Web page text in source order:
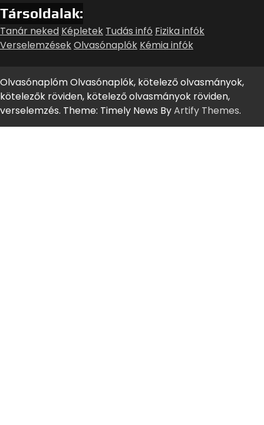
Társoldalak:
Tanár neked Képletek Tudás infó Fizika infók
VerselemzésekOlvasónaplók Kémia infók
Olvasónaplóm Olvasónaplók, kötelező olvasmányok,
kötelezők röviden, kötelező olvasmányok röviden,
verselemzés. Theme: Timely News ByArtify Themes.